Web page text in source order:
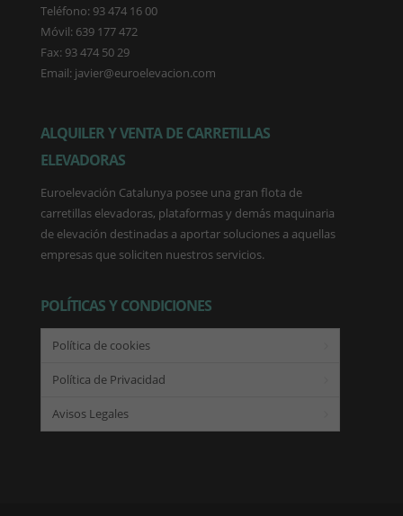
Teléfono: 93 474 16 00
Móvil: 639 177 472
Fax: 93 474 50 29
Email: javier@euroelevacion.com
ALQUILER Y VENTA DE CARRETILLAS
ELEVADORAS
Euroelevación Catalunya posee una gran flota de
carretillas elevadoras, plataformas y demás maquinaria
de elevación destinadas a aportar soluciones a aquellas
empresas que soliciten nuestros servicios.
POLÍTICAS Y CONDICIONES
Política de cookies
Política de Privacidad
Avisos Legales